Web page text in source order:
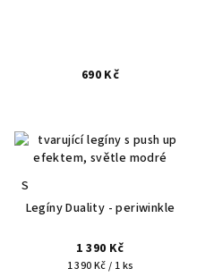
690 Kč
S
Legíny Duality - periwinkle
1 390 Kč
Měrná
1 390 Kč / 1 ks